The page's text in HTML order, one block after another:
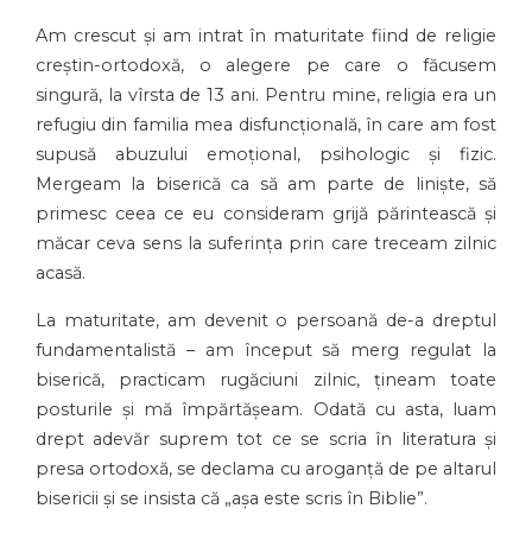
Am crescut și am intrat în maturitate fiind de religie
creștin-ortodoxă, o alegere pe care o făcusem
singură, la vîrsta de 13 ani. Pentru mine, religia era un
refugiu din familia mea disfuncțională, în care am fost
supusă abuzului emoțional, psihologic și fizic.
Mergeam la biserică ca să am parte de liniște, să
primesc ceea ce eu consideram grijă părintească și
măcar ceva sens la suferința prin care treceam zilnic
acasă.
La maturitate, am devenit o persoană de-a dreptul
fundamentalistă – am început să merg regulat la
biserică, practicam rugăciuni zilnic, țineam toate
posturile și mă împărtășeam. Odată cu asta, luam
drept adevăr suprem tot ce se scria în literatura și
presa ortodoxă, se declama cu aroganță de pe altarul
bisericii și se insista că „așa este scris în Biblie”.